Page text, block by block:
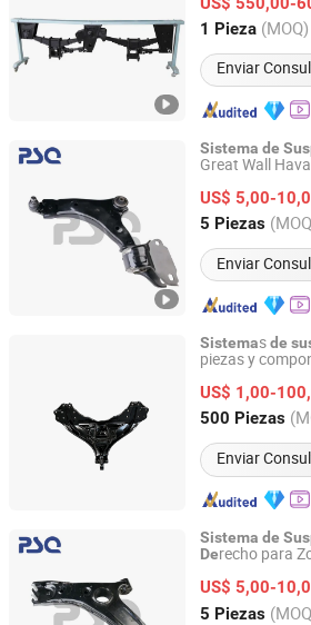
1 Pieza (MOQ)
Enviar
Shandong, China Desde
Sistema de
Great Wall
US$ 5,00-
5 Piezas
Enviar
Guangzhou PSQ Auto Parts Co.,Ltd.
Guangdong, China
Sistemasde
piezas y
US$ 1,00-
500 Piezas
Enviar
Shiyan Keheng Machinery
Hubei, China Desde
Sistema de
Derecho para
US$ 5,00-
5 Piezas
Guangzhou PSQ Auto Parts Co.,Ltd.
Guangdong, China